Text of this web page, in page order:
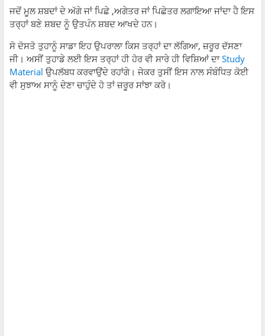
ਜਦੋਂ ਮੂਲ ਸ਼ਬਦਾਂ ਦੇ ਅੱਗੇ ਜਾਂ ਪਿਛੇ ,ਅਗੇਤਰ ਜਾਂ ਪਿਛੇਤਰ ਲਗਾਇਆ ਜਾਂਦਾ ਹੈ ਇਸ
ਤਰ੍ਹਾਂ ਬਣੇ ਸ਼ਬਦ ਨੂੰ ਉਤਪੰਨ ਸ਼ਬਦ ਆਖਦੇ ਹਨ।
ਸੋ ਦੋਸਤੋ ਤੁਹਾਨੂੰ ਸਾਡਾ ਇਹ ਉਪਰਾਲਾ ਕਿਸ ਤਰ੍ਹਾਂ ਦਾ ਲੱਗਿਆ, ਜ਼ਰੂਰ ਦੱਸਣਾ
ਜੀ। ਅਸੀਂ ਤੁਹਾਡੇ ਲਈ ਇਸ ਤਰ੍ਹਾਂ ਹੀ ਹੋਰ ਵੀ ਸਾਰੇ ਹੀ ਵਿਸ਼ਿਆਂ ਦਾStudy
Material ਉਪਲੱਬਧ ਕਰਵਾਉਂਦੇ ਰਹਾਂਗੇ। ਜੇਕਰ ਤੁਸੀਂ ਇਸ ਨਾਲ ਸੰਬੰਧਿਤ ਕੋਈ
ਵੀ ਸੁਝਾਅ ਸਾਨੂੰ ਦੇਣਾ ਚਾਹੁੰਦੇ ਹੋ ਤਾਂ ਜ਼ਰੂਰ ਸਾਂਝਾ ਕਰੋ।